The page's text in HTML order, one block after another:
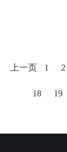
上一页 1 2
18 19